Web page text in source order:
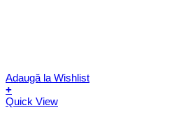
Adaugă la Wishlist
+
Quick View